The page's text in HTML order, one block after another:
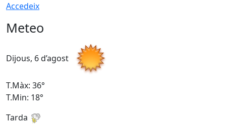
Accedeix
Meteo
Dijous, 6 d’agost
T.Màx: 36°
T.Min: 18°
Tarda